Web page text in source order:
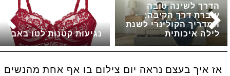
נגיעות קטנות לטו באב
הדרך לשינה טובה
עוברת דרך הקיבה:
המדריך הקולינרי לשנת
לילה איכותית
אז איך בעצם נראה יום צילום בו אף אחת מהנשים